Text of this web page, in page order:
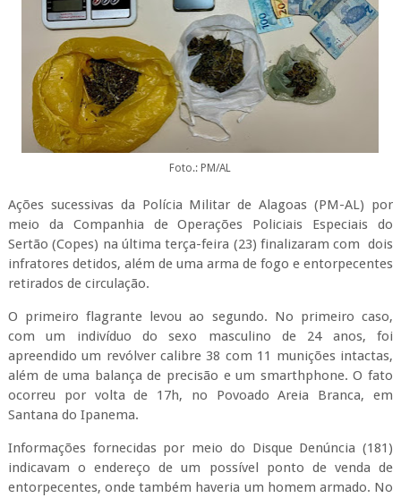
Foto.: PM/AL
Ações sucessivas da Polícia Militar de Alagoas (PM-AL) por
meio da Companhia de Operações Policiais Especiais do
Sertão (Copes) na última terça-feira (23) finalizaram com dois
infratores detidos, além de uma arma de fogo e entorpecentes
retirados de circulação.
O primeiro flagrante levou ao segundo. No primeiro caso,
com um indivíduo do sexo masculino de 24 anos, foi
apreendido um revólver calibre 38 com 11 munições intactas,
além de uma balança de precisão e um smarthphone. O fato
ocorreu por volta de 17h, no Povoado Areia Branca, em
Santana do Ipanema.
Informações fornecidas por meio do Disque Denúncia (181)
indicavam o endereço de um possível ponto de venda de
entorpecentes, onde também haveria um homem armado. No